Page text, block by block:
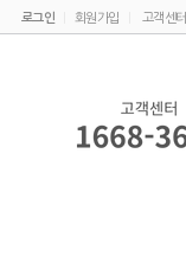
로그인 회원가입 고객센터